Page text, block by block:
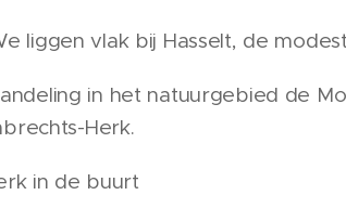
liggen vlak bij Hasselt, de
in het natuurgebied de
Herk.
in de buurt